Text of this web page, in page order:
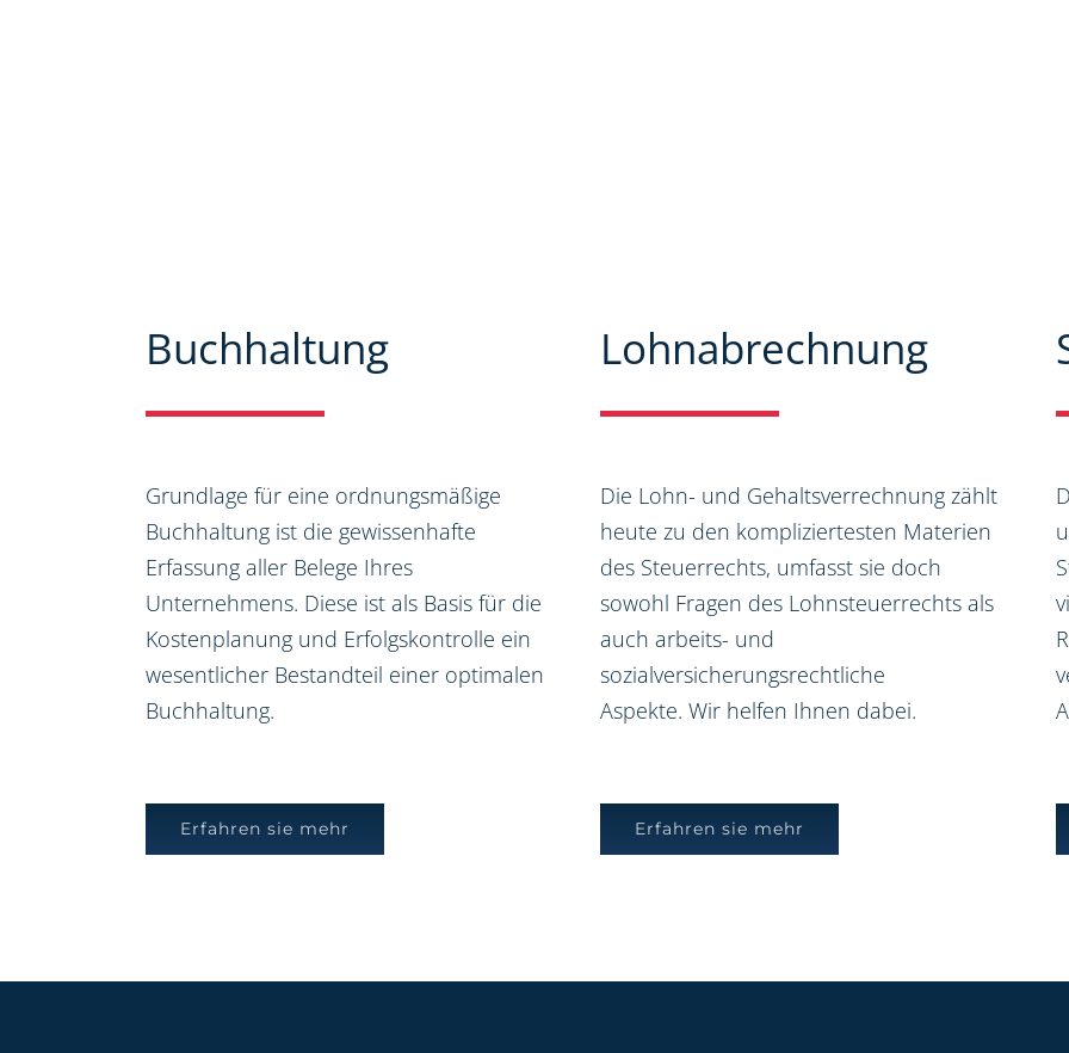
Buchhaltung
Grundlage für eine ordnungsmäßige
Buchhaltung ist die gewissenhafte
Erfassung aller Belege Ihres
Unternehmens. Diese ist als Basis für die
Kostenplanung und Erfolgskontrolle ein
wesentlicher Bestandteil einer optimalen
Buchhaltung.
Erfahren sie mehr
Lohnabrechnung
Die Lohn- und Gehaltsverrechnung zählt
heute zu den kompliziertesten Materien
des Steuerrechts, umfasst sie doch
sowohl Fragen des Lohnsteuerrechts als
auch arbeits- und
sozialversicherungsrechtliche
Aspekte. Wir helfen Ihnen dabei.
Erfahren sie mehr